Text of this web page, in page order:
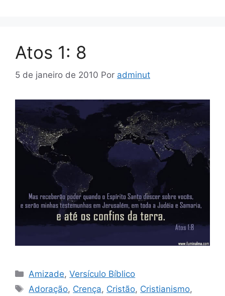
Atos 1: 8
5 de janeiro de 2010 Por adminut
Categorias
Amizade,Versículo Bíblico
Tags
Adoração, Crença, Cristão, Cristianismo,